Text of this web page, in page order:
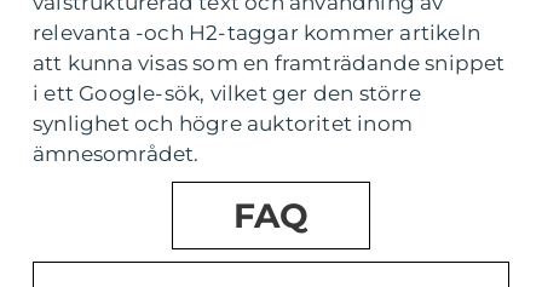
relevanta -och H2-taggar kommer artikeln
att kunna visas som en framträdande snippet
i ett Google-sök, vilket ger den större
synlighet och högre auktoritet inom
ämnesområdet.
FAQ